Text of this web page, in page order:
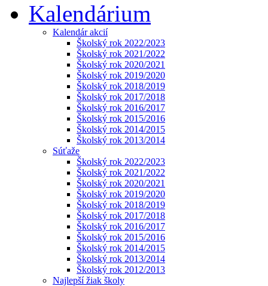
Kalendárium
Kalendár akcií
Školský rok 2022/2023
Školský rok 2021/2022
Školský rok 2020/2021
Školský rok 2019/2020
Školský rok 2018/2019
Školský rok 2017/2018
Školský rok 2016/2017
Školský rok 2015/2016
Školský rok 2014/2015
Školský rok 2013/2014
Súťaže
Školský rok 2022/2023
Školský rok 2021/2022
Školský rok 2020/2021
Školský rok 2019/2020
Školský rok 2018/2019
Školský rok 2017/2018
Školský rok 2016/2017
Školský rok 2015/2016
Školský rok 2014/2015
Školský rok 2013/2014
Školský rok 2012/2013
Najlepší žiak školy